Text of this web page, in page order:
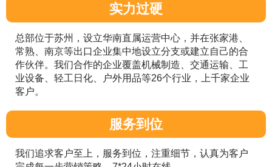
实力过硬
总部位于苏州，设立华南直属运营中心，并在张家港、
常熟、南京等出口企业集中地设立分支或建立自己的合
作伙伴。我们合作的企业覆盖机械制造、交通运输、工
业设备、轻工日化、户外用品等26个行业，上千家企业
客户。
服务到位
我们追求客户至上，服务到位，注重细节，认真为客户